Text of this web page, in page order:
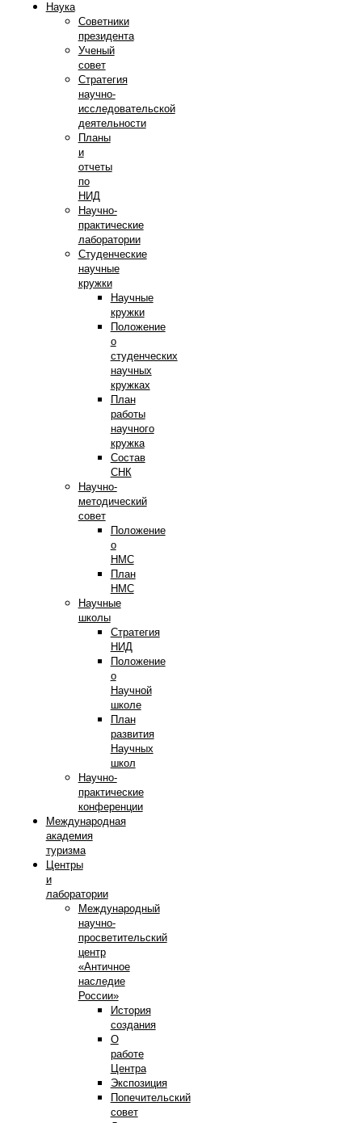
Наука
Советники
президента
Ученый
совет
Стратегия
научно-
исследовательской
деятельности
Планы
и
отчеты
по
НИД
Научно-
практические
лаборатории
Студенческие
научные
кружки
Научные
кружки
Положение
о
студенческих
научных
кружках
План
работы
научного
кружка
Состав
СНК
Научно-
методический
совет
Положение
о
НМС
План
НМС
Научные
школы
Стратегия
НИД
Положение
о
Научной
школе
План
развития
Научных
школ
Научно-
практические
конференции
Международная
академия
туризма
Центры
и
лаборатории
Международный
научно-
просветительский
центр
«Античное
наследие
России»
История
создания
О
работе
Центра
Экспозиция
Попечительский
совет